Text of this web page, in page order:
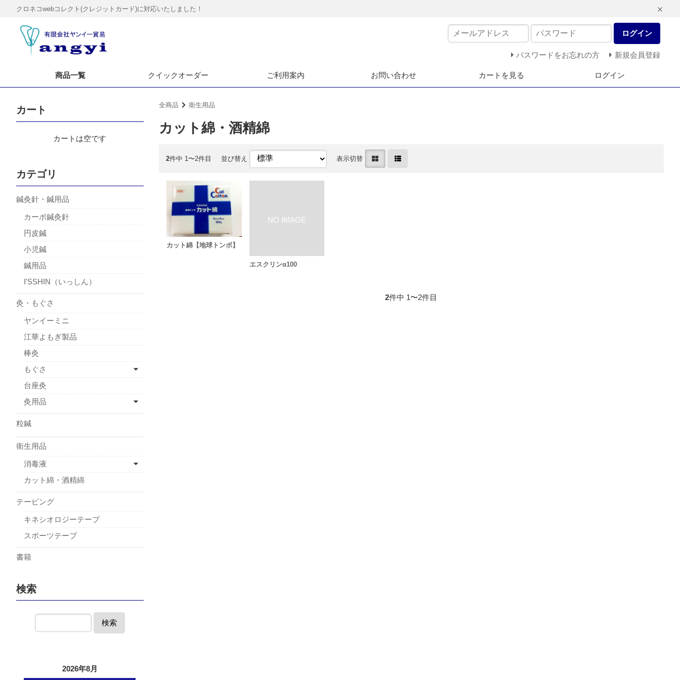
クロネコwebコレクト(クレジットカード)に対応いたしました！
ログイン
パスワードをお忘れの方 新規会員登録
商品一覧 クイックオーダー ご利用案内 お問い合わせ カートを見る ログイン
全商品 衛生用品
カット綿・酒精綿
2件中 1〜2件目 並び替え 表示切替
カット綿【地球トンボ】
エスクリンα100
2件中 1〜2件目
カート
カートは空です
カテゴリ
鍼灸針・鍼用品
カーボ鍼灸針
円皮鍼
小児鍼
鍼用品
I'SSHIN（いっしん）
灸・もぐさ
ヤンイーミニ
江華よもぎ製品
棒灸
もぐさ
台座灸
灸用品
粒鍼
衛生用品
消毒液
カット綿・酒精綿
テーピング
キネシオロジーテープ
スポーツテープ
書籍
検索
検索
2026年8月